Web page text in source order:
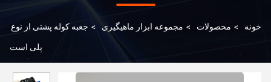
خونه > محصولات > مجموعه ابزار ماهیگیری > جعبه کوله پشتی از نوع
پلی است